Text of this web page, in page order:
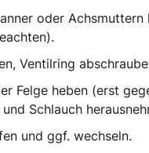
oder Achsmuttern
Ventilring
Felge heben (erst
Schlauch
und ggf. wechseln.